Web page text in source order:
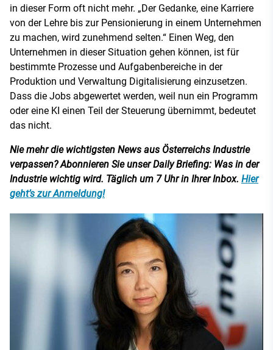
in dieser Form oft nicht mehr. „Der Gedanke, eine Karriere
von der Lehre bis zur Pensionierung in einem Unternehmen
zu machen, wird zunehmend selten.“ Einen Weg, den
Unternehmen in dieser Situation gehen können, ist für
bestimmte Prozesse und Aufgabenbereiche in der
Produktion und Verwaltung Digitalisierung einzusetzen.
Dass die Jobs abgewertet werden, weil nun ein Programm
oder eine KI einen Teil der Steuerung übernimmt, bedeutet
das nicht.
Nie mehr die wichtigsten News aus Österreichs Industrie
verpassen? Abonnieren Sie unser Daily Briefing: Was in der
Industrie wichtig wird. Täglich um 7 Uhr in Ihrer Inbox. Hier
geht’s zur Anmeldung!